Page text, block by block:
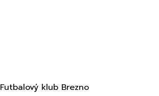
Futbalový klub Brezno